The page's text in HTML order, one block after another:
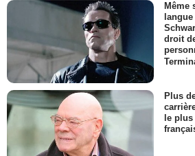
Même
droit
Plus
le